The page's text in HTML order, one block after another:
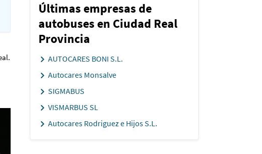
Últimas empresas de
autobuses en Ciudad Real
Provincia
AUTOCARES BONI S.L.
Autocares Monsalve
SIGMABUS
VISMARBUS SL
Autocares Rodriguez e Hijos S.L.